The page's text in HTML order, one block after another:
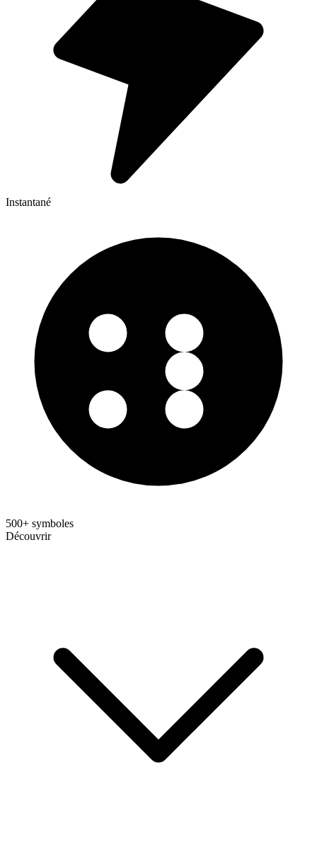
Instantané
500+ symboles
Découvrir